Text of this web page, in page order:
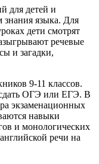
для детей и
языка. Для
дети смотрят
речевые
и загадки,
9-11 классов.
ОГЭ или ЕГЭ. В
экзаменационных
навыки
и монологических
речи на